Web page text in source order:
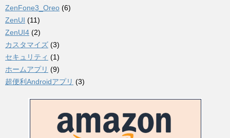
ZenFone3_Oreo (6)
ZenUI (11)
ZenUI4 (2)
カスタマイズ (3)
セキュリティ (1)
ホームアプリ (9)
超便利Androidアプリ (3)